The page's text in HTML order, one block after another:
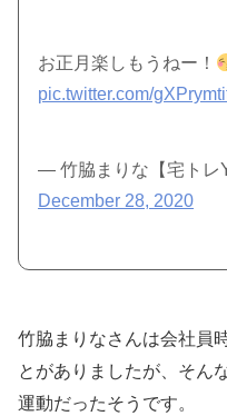
お正月楽しもうねー！
pic.twitter.com/
— 竹脇まりな【宅トレ
December 28, 2020
竹脇まりなさんは会社員
とがありましたが、そん
運動だったそうです。